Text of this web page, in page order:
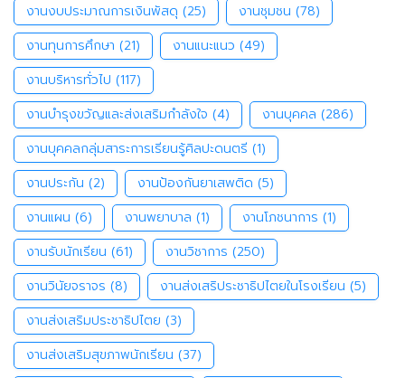
งานงบประมาณการเงินพัสดุ (25) งานชุมชน (78)
งานทุนการศึกษา (21) งานแนะแนว (49)
งานบริหารทั่วไป (117)
งานบำรุงขวัญและส่งเสริมกำลังใจ (4) งานบุคคล (286)
งานบุคคลกลุ่มสาระการเรียนรู้ศิลปะดนตรี (1)
งานประกัน (2) งานป้องกันยาเสพติด (5)
งานแผน (6) งานพยาบาล (1) งานโภชนาการ (1)
งานรับนักเรียน (61) งานวิชาการ (250)
งานวินัยจราจร (8) งานส่งเสริประชาธิปไตยในโรงเรียน (5)
งานส่งเสริมประชาธิปไตย (3)
งานส่งเสริมสุขภาพนักเรียน (37)